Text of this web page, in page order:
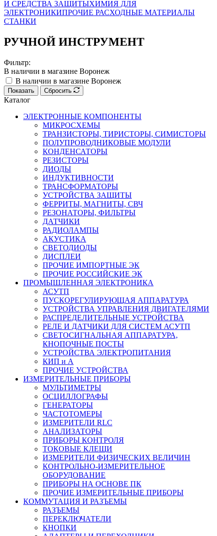
И СРЕДСТВА ЗАЩИТЫХИМИЯ ДЛЯ
ЭЛЕКТРОНИКИПРОЧИЕ РАСХОДНЫЕ МАТЕРИАЛЫ
СТАНКИ
РУЧНОЙ ИНСТРУМЕНТ
Фильтр:
В наличии в магазине Воронеж
В наличии в магазине Воронеж
Показать Сбросить
Каталог
ЭЛЕКТРОННЫЕ КОМПОНЕНТЫ
МИКРОСХЕМЫ
ТРАНЗИСТОРЫ, ТИРИСТОРЫ, СИМИСТОРЫ
ПОЛУПРОВОДНИКОВЫЕ МОДУЛИ
КОНДЕНСАТОРЫ
РЕЗИСТОРЫ
ДИОДЫ
ИНДУКТИВНОСТИ
ТРАНСФОРМАТОРЫ
УСТРОЙСТВА ЗАЩИТЫ
ФЕРРИТЫ, МАГНИТЫ, СВЧ
РЕЗОНАТОРЫ, ФИЛЬТРЫ
ДАТЧИКИ
РАДИОЛАМПЫ
АКУСТИКА
СВЕТОДИОДЫ
ДИСПЛЕИ
ПРОЧИЕ ИМПОРТНЫЕ ЭК
ПРОЧИЕ РОССИЙСКИЕ ЭК
ПРОМЫШЛЕННАЯ ЭЛЕКТРОНИКА
АСУТП
ПУСКОРЕГУЛИРУЮЩАЯ АППАРАТУРА
УСТРОЙСТВА УПРАВЛЕНИЯ ДВИГАТЕЛЯМИ
РАСПРЕДЕЛИТЕЛЬНЫЕ УСТРОЙСТВА
РЕЛЕ И ДАТЧИКИ ДЛЯ СИСТЕМ АСУТП
СВЕТОСИГНАЛЬНАЯ АППАРАТУРА,
КНОПОЧНЫЕ ПОСТЫ
УСТРОЙСТВА ЭЛЕКТРОПИТАНИЯ
КИП и А
ПРОЧИЕ УСТРОЙСТВА
ИЗМЕРИТЕЛЬНЫЕ ПРИБОРЫ
МУЛЬТИМЕТРЫ
ОСЦИЛЛОГРАФЫ
ГЕНЕРАТОРЫ
ЧАСТОТОМЕРЫ
ИЗМЕРИТЕЛИ RLC
АНАЛИЗАТОРЫ
ПРИБОРЫ КОНТРОЛЯ
ТОКОВЫЕ КЛЕЩИ
ИЗМЕРИТЕЛИ ФИЗИЧЕСКИХ ВЕЛИЧИН
КОНТРОЛЬНО-ИЗМЕРИТЕЛЬНОЕ
ОБОРУДОВАНИЕ
ПРИБОРЫ НА ОСНОВЕ ПК
ПРОЧИЕ ИЗМЕРИТЕЛЬНЫЕ ПРИБОРЫ
КОММУТАЦИЯ И РАЗЪЕМЫ
РАЗЪЕМЫ
ПЕРЕКЛЮЧАТЕЛИ
КНОПКИ